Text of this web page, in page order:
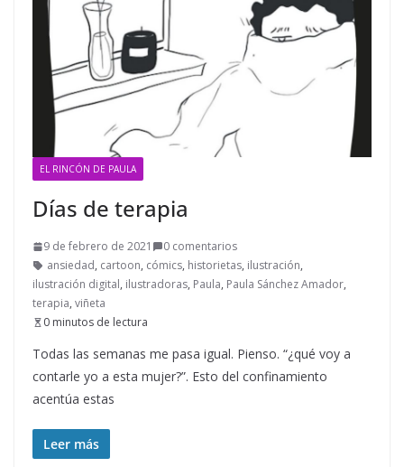
EL RINCÓN DE PAULA
Días de terapia
9 de febrero de 2021
0 comentarios
ansiedad, cartoon, cómics, historietas, ilustración,
ilustración digital, ilustradoras, Paula, Paula Sánchez Amador,
terapia, viñeta
0 minutos de lectura
Todas las semanas me pasa igual. Pienso. “¿qué voy a
contarle yo a esta mujer?”. Esto del confinamiento
acentúa estas
Leer más